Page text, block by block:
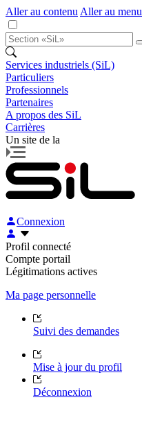
Aller au contenu Aller au menu
Services industriels (SiL)
Particuliers
Professionnels
Partenaires
A propos des SiL
Carrières
Un site de la
Connexion
Profil connecté
Compte portail
Légitimations actives
Ma page personnelle
Suivi des demandes
Mise à jour du profil
Déconnexion